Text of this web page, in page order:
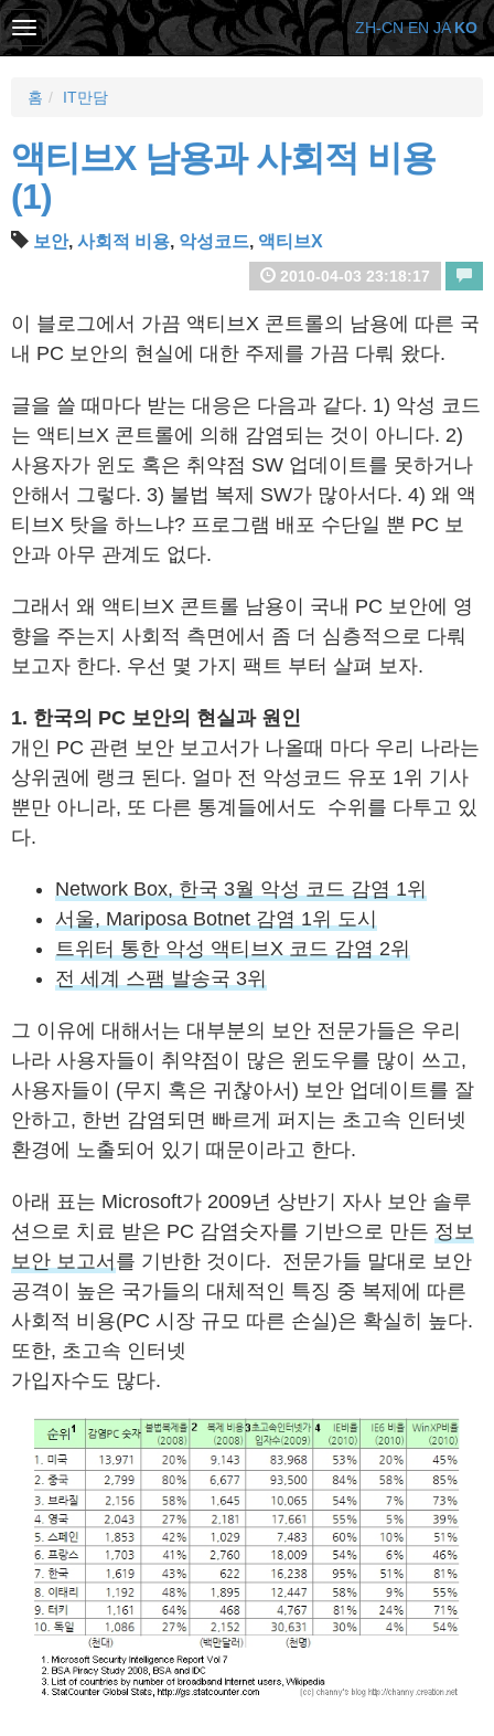
홈 IT만담
액티브X 남용과 사회적 비용
(1)
보안, 사회적 비용, 악성코드, 액티브X
2010-04-03 23:18:17
이 블로그에서 가끔 액티브X 콘트롤의 남용에 따른 국
내 PC 보안의 현실에 대한 주제를 가끔 다뤄 왔다.
글을 쓸 때마다 받는 대응은 다음과 같다. 1) 악성 코드
는 액티브X 콘트롤에 의해 감염되는 것이 아니다. 2)
사용자가 윈도 혹은 취약점 SW 업데이트를 못하거나
안해서 그렇다. 3) 불법 복제 SW가 많아서다. 4) 왜 액
티브X 탓을 하느냐? 프로그램 배포 수단일 뿐 PC 보
안과 아무 관계도 없다.
그래서 왜 액티브X 콘트롤 남용이 국내 PC 보안에 영
향을 주는지 사회적 측면에서 좀 더 심층적으로 다뤄
보고자 한다. 우선 몇 가지 팩트 부터 살펴 보자.
1. 한국의 PC 보안의 현실과 원인
개인 PC 관련 보안 보고서가 나올때 마다 우리 나라는
상위권에 랭크 된다. 얼마 전 악성코드 유포 1위 기사
뿐만 아니라, 또 다른 통계들에서도 수위를 다투고 있
다.
Network Box, 한국 3월 악성 코드 감염 1위
서울, Mariposa Botnet 감염 1위 도시
트위터 통한 악성 액티브X 코드 감염 2위
전 세계 스팸 발송국 3위
그 이유에 대해서는 대부분의 보안 전문가들은 우리
나라 사용자들이 취약점이 많은 윈도우를 많이 쓰고,
사용자들이 (무지 혹은 귀찮아서) 보안 업데이트를 잘
안하고, 한번 감염되면 빠르게 퍼지는 초고속 인터넷
환경에 노출되어 있기 때문이라고 한다.
아래 표는 Microsoft가 2009년 상반기 자사 보안 솔루
션으로 치료 받은 PC 감염숫자를 기반으로 만든 정보
보안 보고서 를 기반한 것이다. 전문가들 말대로 보안
공격이 높은 국가들의 대체적인 특징 중 복제에 따른
사회적 비용(PC 시장 규모 따른 손실)은 확실히 높다.
또한, 초고속 인터넷
가입자수도 많다.
ZH-CN EN JA KO